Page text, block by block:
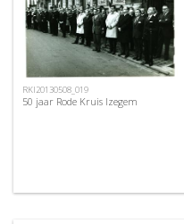
RKI20130508_019
50 jaar Rode Kruis Izegem